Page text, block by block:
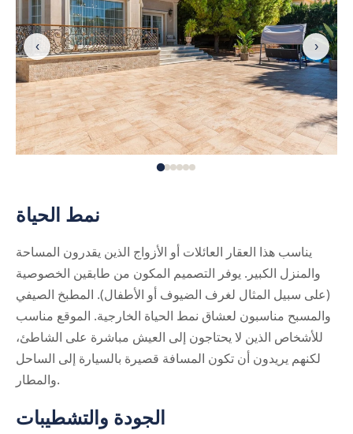
نمط الحياة
يناسب هذا العقار العائلات أو الأزواج الذين يقدرون المساحة
والمنزل الكبير. يوفر التصميم المكون من طابقين الخصوصية
(على سبيل المثال لغرف الضيوف أو الأطفال). المطبخ الصيفي
والمسبح مناسبون لعشاق نمط الحياة الخارجية. الموقع مناسب
للأشخاص الذين لا يحتاجون إلى العيش مباشرة على الشاطئ،
لكنهم يريدون أن تكون المسافة قصيرة بالسيارة إلى الساحل
والمطار.
الجودة والتشطيبات
‹ ›